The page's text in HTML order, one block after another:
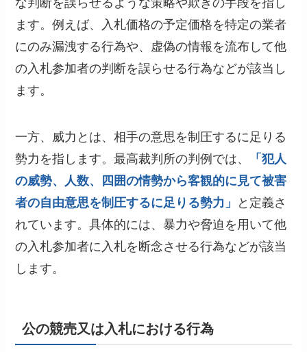
な判断を誤らせるような策略や欺きの手段を指し
ます。例えば、入札価格の予定価格を特定の業者
にのみ漏洩する行為や、虚偽の情報を流布して他
の入札参加者の判断を誤らせる行為などが該当し
ます。
一方、威力とは、相手の意思を制圧するに足りる
勢力を指します。最高裁判所の判例では、
「犯人
の威勢、人数、四囲の情勢から客観的に見て被害
者の自由意思を制圧するに足りる勢力」
と定義さ
れています。具体的には、暴力や脅迫を用いて他
の入札参加者に入札を断念させる行為などが該当
します。
公の競売又は入札における行為